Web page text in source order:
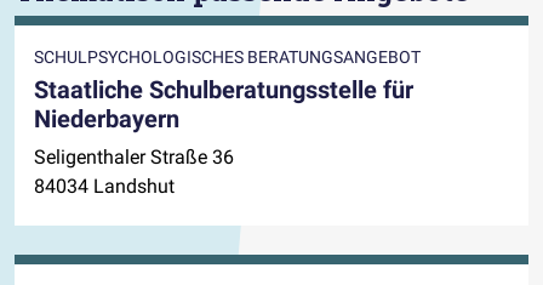
SCHULPSYCHOLOGISCHES BERATUNGSANGEBOT
Staatliche Schulberatungsstelle für
Niederbayern
Seligenthaler Straße 36
84034 Landshut